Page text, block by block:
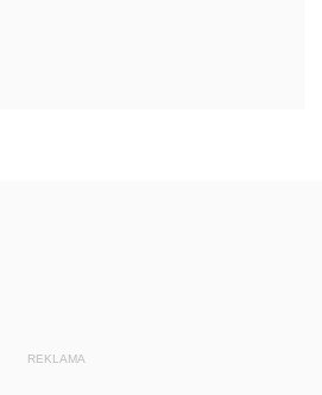
REKLAMA